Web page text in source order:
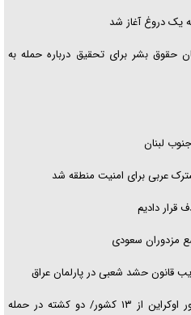
یک دروغ آغاز شد
حقوق بشر برای تحقیق درباره حمله به
لبنان
عربی برای امنیت منطقه شد
قرار دادیم
مزدوران سعودی
قانون حشد شعبی در پارلمان عراق
حکم قضایی روسیه برای ۳۶ مزدور اوکراین از ۱۳ کشور/ دو کشته در حمله